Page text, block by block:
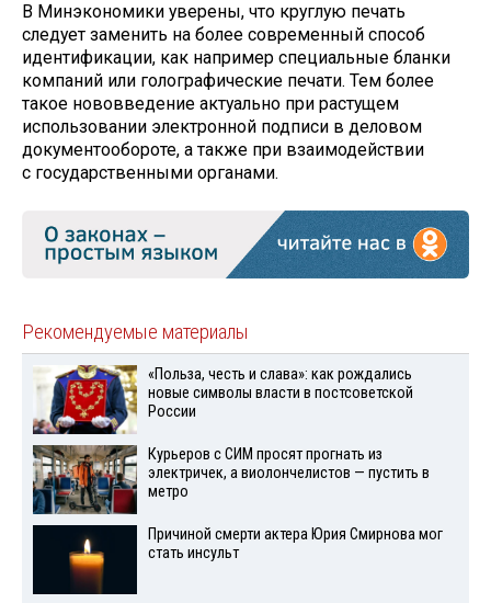
В Минэкономики уверены, что круглую печать
следует заменить на более современный способ
идентификации, как например специальные бланки
компаний или голографические печати. Тем более
такое нововведение актуально при растущем
использовании электронной подписи в деловом
документообороте, а также при взаимодействии
с государственными органами.
Рекомендуемые материалы
«Польза, честь и слава»: как рождались
новые символы власти в постсоветской
России
Курьеров с СИМ просят прогнать из
электричек, а виолончелистов — пустить в
метро
Причиной смерти актера Юрия Смирнова мог
стать инсульт